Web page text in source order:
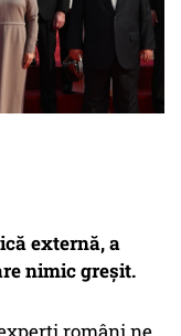
externă, a
nimic greșit.
români ne